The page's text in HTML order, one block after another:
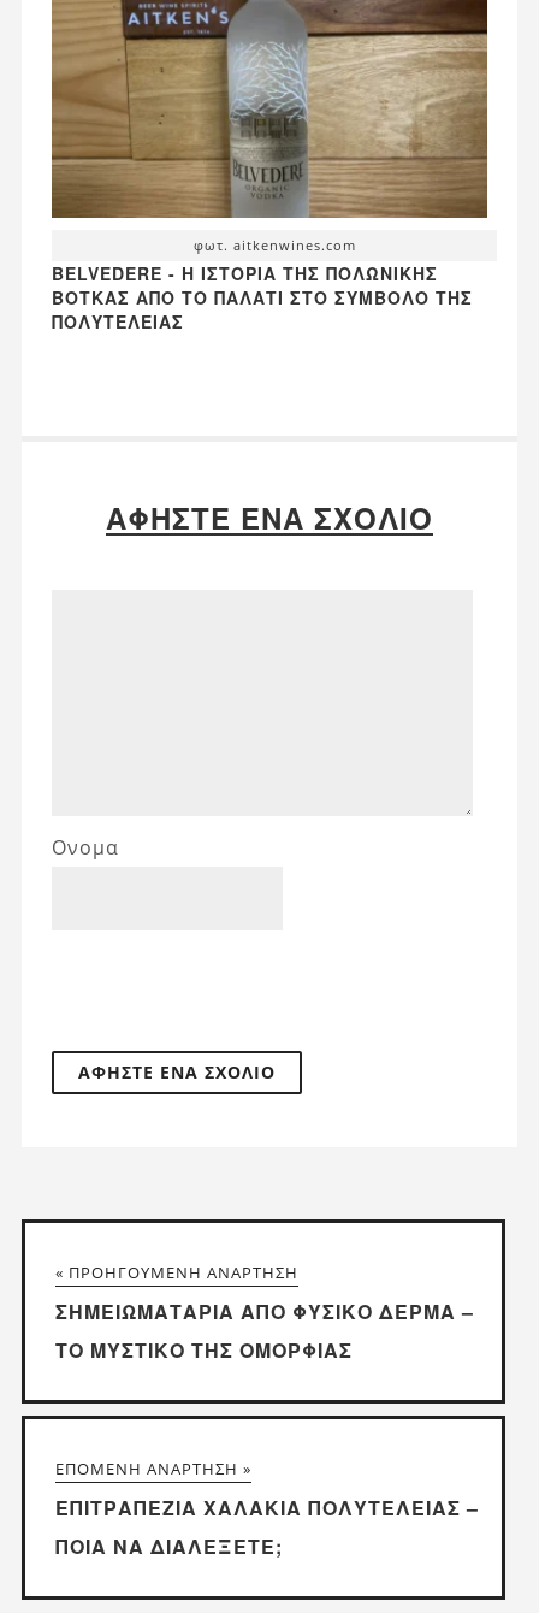
φωτ. aitkenwines.com
BELVEDERE - Η ΙΣΤΟΡΊΑ ΤΗΣ ΠΟΛΩΝΙΚΉΣ
ΒΌΤΚΑΣ ΑΠΌ ΤΟ ΠΑΛΆΤΙ ΣΤΟ ΣΎΜΒΟΛΟ ΤΗΣ
ΠΟΛΥΤΈΛΕΙΑΣ
ΑΦΉΣΤΕ ΈΝΑ ΣΧΌΛΙΟ
Ονομα
« ΠΡΟΗΓΟΎΜΕΝΗ ΑΝΆΡΤΗΣΗ
ΣΗΜΕΙΩΜΑΤΆΡΙΑ ΑΠΌ ΦΥΣΙΚΌ ΔΈΡΜΑ –
ΤΟ ΜΥΣΤΙΚΌ ΤΗΣ ΟΜΟΡΦΙΆΣ
ΕΠΌΜΕΝΗ ΑΝΆΡΤΗΣΗ »
ΕΠΙΤΡΑΠΈΖΙΑ ΧΑΛΆΚΙΑ ΠΟΛΥΤΕΛΕΊΑΣ –
ΠΟΙΑ ΝΑ ΔΙΑΛΈΞΕΤΕ;